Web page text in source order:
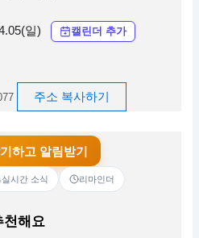
일) 캘린더 추가
주소 복사하기
하고 알림받기
실시간 소식 리마인더
천해요